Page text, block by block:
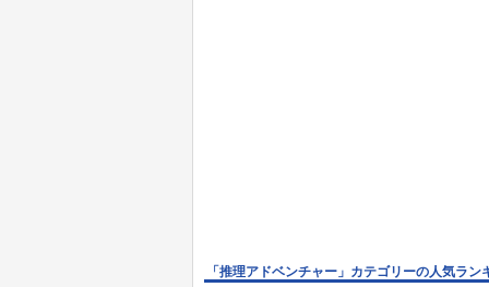
「推理アドベンチャー」カテゴリーの人気ラン